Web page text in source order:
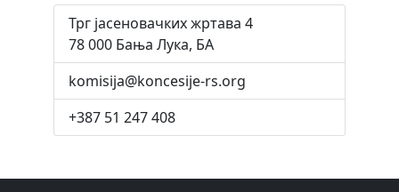
Трг јасеновачких жртава 4
78 000 Бања Лука, БА
komisija@koncesije-rs.org
+387 51 247 408